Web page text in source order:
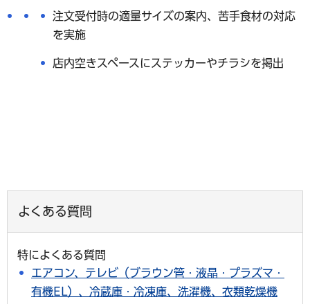
注文受付時の適量サイズの案内、苦手食材の対応
を実施
店内空きスペースにステッカーやチラシを掲出
よくある質問
特によくある質問
エアコン、テレビ（ブラウン管・液晶・プラズマ・
有機EL）、冷蔵庫・冷凍庫、洗濯機、衣類乾燥機